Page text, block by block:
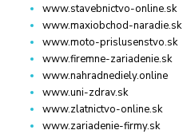
www.stavebnictvo-online.sk
www.maxiobchod-naradie.sk
www.moto-prislusenstvo.sk
www.firemne-zariadenie.sk
www.nahradnediely.online
www.uni-zdrav.sk
www.zlatnictvo-online.sk
www.zariadenie-firmy.sk